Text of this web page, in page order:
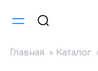
Главная Каталог